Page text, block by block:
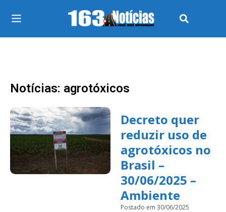
Notícias: agrotóxicos
Decreto quer
reduzir uso de
agrotóxicos no
Brasil –
30/06/2025 –
Ambiente
Postado em 30/06/2025